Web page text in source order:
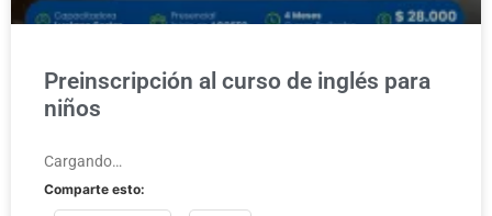
Preinscripción al curso de inglés para
niños
Cargando…
Comparte esto: